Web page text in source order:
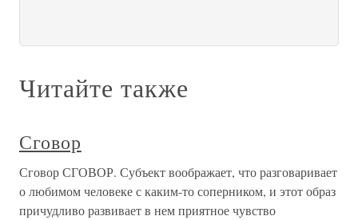
Читайте также
Сговор
Сговор СГОВОР. Субъект воображает, что разговаривает
о любимом человеке с каким-то соперником, и этот образ
причудливо развивает в нем приятное чувство